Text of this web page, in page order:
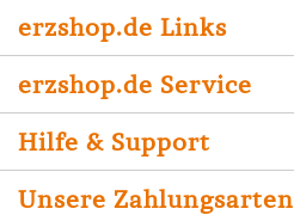
erzshop.de Links
erzshop.de Service
Hilfe & Support
Unsere Zahlungsarten